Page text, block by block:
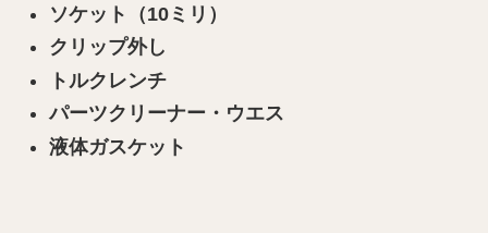
ソケット（10ミリ）
クリップ外し
トルクレンチ
パーツクリーナー・ウエス
液体ガスケット